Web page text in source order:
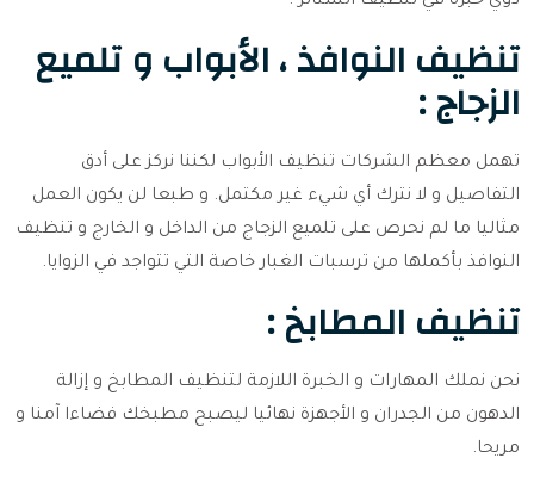
تنظيف النوافذ ، الأبواب و تلميع
الزجاج :
تهمل معظم الشركات تنظيف الأبواب لكننا نركز على أدق
التفاصيل و لا نترك أي شيء غير مكتمل. و طبعا لن يكون العمل
مثاليا ما لم نحرص على تلميع الزجاج من الداخل و الخارج و تنظيف
النوافذ بأكملها من ترسبات الغبار خاصة التي تتواجد في الزوايا.
تنظيف المطابخ :
نحن نملك المهارات و الخبرة اللازمة لتنظيف المطابخ و إزالة
الدهون من الجدران و الأجهزة نهائيا ليصبح مطبخك فضاءا آمنا و
مريحا.